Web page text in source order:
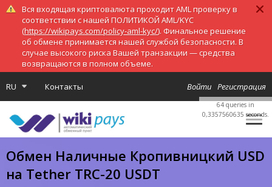
Вся входящая криптовалюта проходит AML проверку в
соответствии с нашей ПОЛИТИКОЙ AML/KYC
(https://wikipays.com/policy-aml-kyc/). Финальное решение
об обмене принимается нашей службой безопасности. В
случае высокого риска Вашей транзакции — средства
возвращаются в полном объеме.
RU Контакты Регистрация
Войти
Обмен Наличные Кропивницкий USD
на Tether TRC-20 USDT
64 queries in
0,3357560635 seconds.